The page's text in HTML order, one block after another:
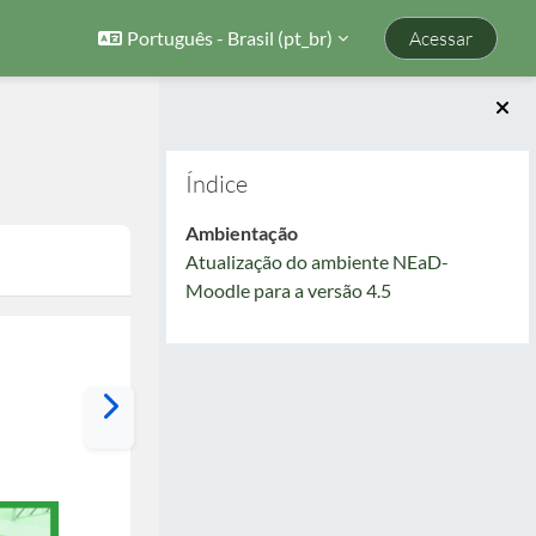
Português - Brasil ‎(pt_br)‎ Acessar
Blocos
Índice
Ambientação
Atualização do ambiente NEaD-
Moodle para a versão 4.5